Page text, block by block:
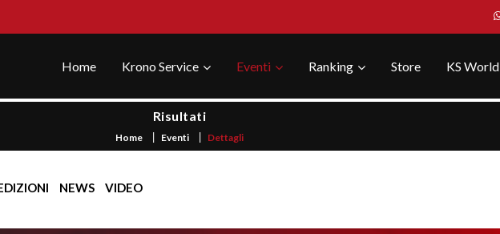
Home Krono Service Eventi Ranking Store KS World
Risultati
Home Eventi Dettagli
NEWS VIDEO